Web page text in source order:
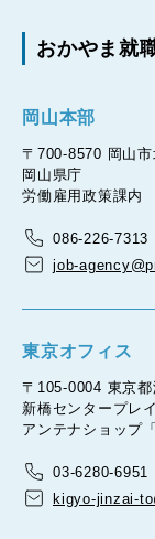
おかやま就
岡山本部
〒700-8570 岡山
岡山県庁
労働雇用政策課内
086-226-7313
job-
東京オフィス
〒105-0004 東京
新橋センタープレ
アンテナショップ
03-6280-6951
kigyo-jinzai-